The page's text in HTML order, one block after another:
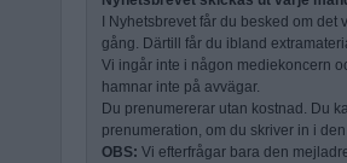
I Nyhetsbrevet får du besked om
gång. Därtill får du ibland
Vi ingår inte i någon mediekoncern
hamnar inte på avvägar.
Du prenumererar utan kostnad. Du
prenumeration, om du skriver in i
OBS: Vi efterfrågar bara den